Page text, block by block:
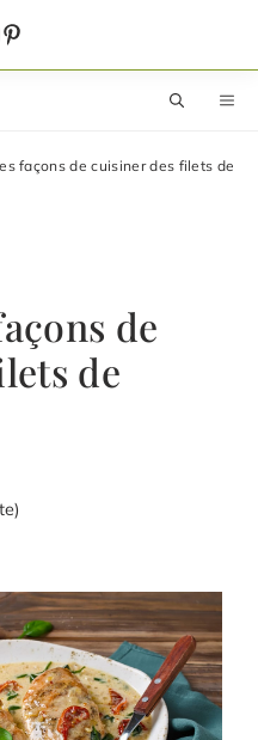
façons de cuisiner des filets de
de
de